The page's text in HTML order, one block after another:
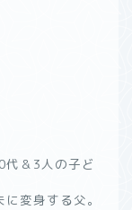
代＆3人の子ど
変身する父。